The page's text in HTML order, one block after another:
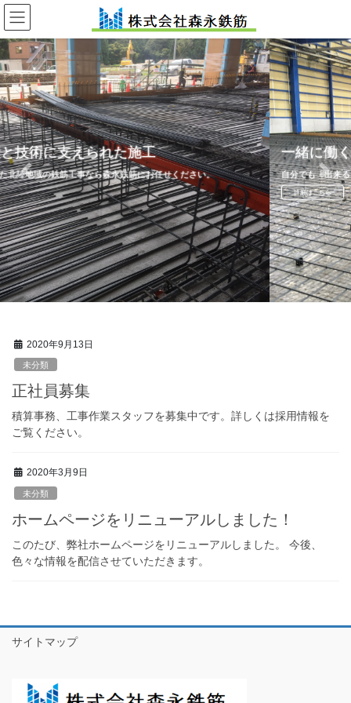
コ
ン
テ
ン
ツ
へ
ス
キ
ッ
プ
ナ
ビ
ゲ
ー
シ
ョ
ン
に
移
動
ださい。
一緒に働く仲間を募集しています！
自分でも「出来る！」「頑張れる！」を全力で応援します！！
詳細はこちら
Previous Next
2020年9月13日
未分類
正社員募集
積算事務、工事作業スタッフを募集中です。詳しくは採用情報を
ご覧ください。
2020年3月9日
未分類
ホームページをリニューアルしました！
このたび、弊社ホームページをリニューアルしました。 今後、
色々な情報を配信させていただきます。
サイトマップ